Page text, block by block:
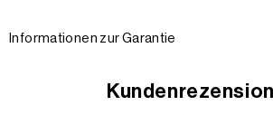
Informationen zur Garantie